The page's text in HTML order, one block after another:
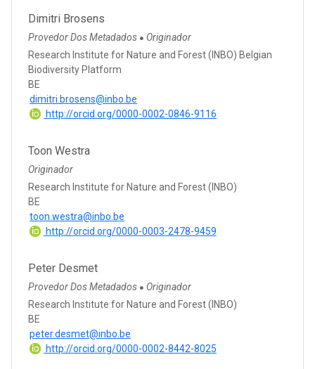
Dimitri Brosens
Provedor Dos Metadados ● Originador
Research Institute for Nature and Forest (INBO) Belgian
Biodiversity Platform
BE
dimitri.brosens@inbo.be
http://orcid.org/0000-0002-0846-9116
Toon Westra
Originador
Research Institute for Nature and Forest (INBO)
BE
toon.westra@inbo.be
http://orcid.org/0000-0003-2478-9459
Peter Desmet
Provedor Dos Metadados ● Originador
Research Institute for Nature and Forest (INBO)
BE
peter.desmet@inbo.be
http://orcid.org/0000-0002-8442-8025